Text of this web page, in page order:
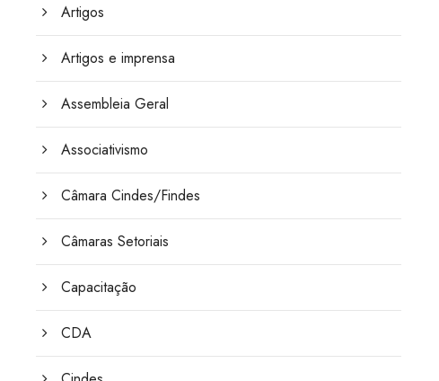
Artigos
Artigos e imprensa
Assembleia Geral
Associativismo
Câmara Cindes/Findes
Câmaras Setoriais
Capacitação
CDA